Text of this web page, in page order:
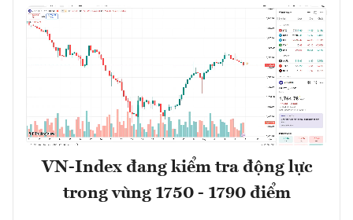
VN-Index đang kiểm tra động lực
trong vùng 1750 - 1790 điểm